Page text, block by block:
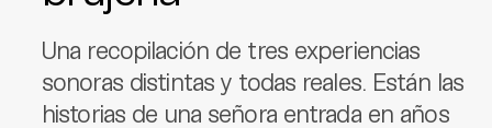
Una recopilación de tres experiencias
sonoras distintas y todas reales. Están las
historias de una señora entrada en años